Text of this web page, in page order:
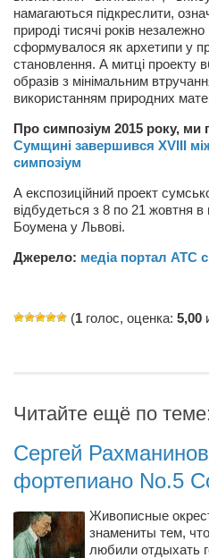
«Книголюб» —
Багетный двор
МАГАЗИН
«Павел» —
Туризм
«Траверс» —
Александр Гвоздик
Сергей Коноз
Alfom Studio
Guitarproduction Studio
Писатели
Режиссёры
намагаються підкреслити,
природі тисячі років
сформувалося як архетипи у
становлення. А митці проекту
образів з мінімальним
використанням природних
Про симпозіум 2015 року, ми
Сумщині завершився XVIII
симпозіум
А експозиційний проект
відбудеться з 8 по 21 жовтня в
Боумена у Львові.
Джерело: медіа портал АТС
(1 голос, оценка: 5,00
Читайте ещё по теме:
Сергей
фортепиано No.5
Живописные
знамениты тем,
любили отдыхать